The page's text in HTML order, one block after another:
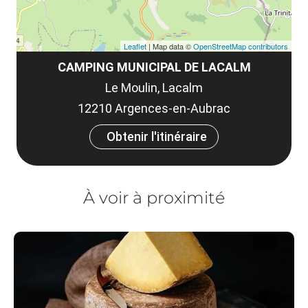
CAMPING MUNICIPAL DE LACALM
Le Moulin, Lacalm
12210 Argences-en-Aubrac
Obtenir l'itinéraire
Leaflet| Map data ©OpenStreetMap contributors
À voir à proximité